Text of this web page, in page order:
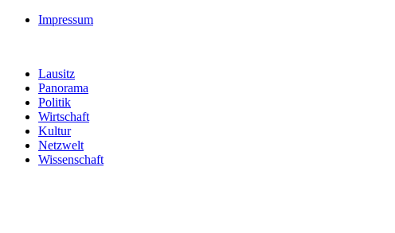
Impressum
Lausitz
Panorama
Politik
Wirtschaft
Kultur
Netzwelt
Wissenschaft